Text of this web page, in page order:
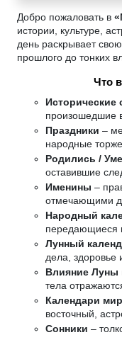
Добро пожаловать в
истории, культуре,
день раскрывает
прошлого до тонких
Что
Исторические
произошедшие
Праздники –
народные
Родились /
оставившие
Именины –
отмечающими
Народный
передающиеся
Лунный
дела, здоровье
Влияние Луны
тела
Календари
восточный,
Сонники –